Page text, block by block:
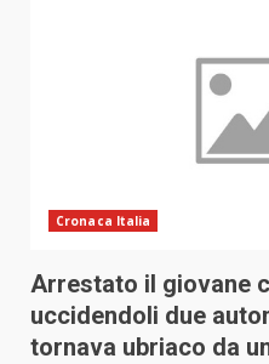
Cronaca Italia
Arrestato il giovane
uccidendoli due
tornava ubriaco da